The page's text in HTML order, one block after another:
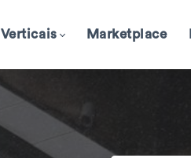
Verticais Marketplace